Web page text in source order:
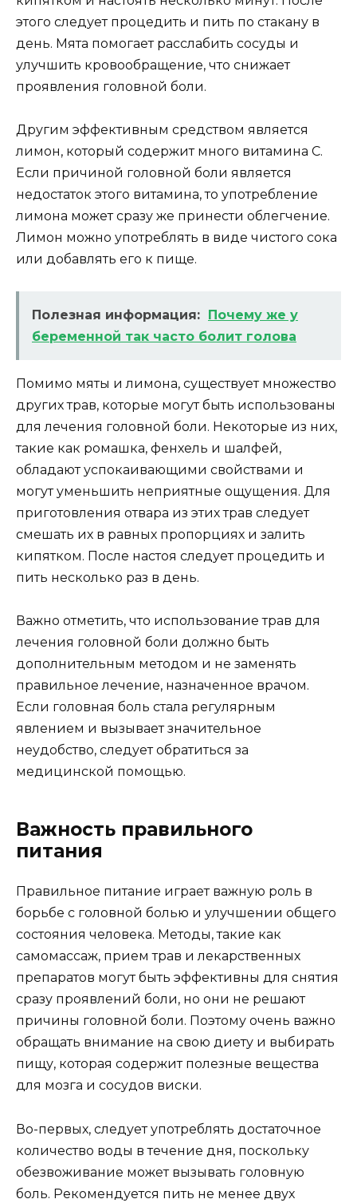
этого следует процедить и пить по стакану в
день. Мята помогает расслабить сосуды и
улучшить кровообращение, что снижает
проявления головной боли.
Другим эффективным средством является
лимон, который содержит много витамина C.
Если причиной головной боли является
недостаток этого витамина, то употребление
лимона может сразу же принести облегчение.
Лимон можно употреблять в виде чистого сока
или добавлять его к пище.
Полезная информация:
Почему же у
беременной так часто болит голова
Помимо мяты и лимона, существует множество
других трав, которые могут быть использованы
для лечения головной боли. Некоторые из них,
такие как ромашка, фенхель и шалфей,
обладают успокаивающими свойствами и
могут уменьшить неприятные ощущения. Для
приготовления отвара из этих трав следует
смешать их в равных пропорциях и залить
кипятком. После настоя следует процедить и
пить несколько раз в день.
Важно отметить, что использование трав для
лечения головной боли должно быть
дополнительным методом и не заменять
правильное лечение, назначенное врачом.
Если головная боль стала регулярным
явлением и вызывает значительное
неудобство, следует обратиться за
медицинской помощью.
Важность правильного
питания
Правильное питание играет важную роль в
борьбе с головной болью и улучшении общего
состояния человека. Методы, такие как
самомассаж, прием трав и лекарственных
препаратов могут быть эффективны для снятия
сразу проявлений боли, но они не решают
причины головной боли. Поэтому очень важно
обращать внимание на свою диету и выбирать
пищу, которая содержит полезные вещества
для мозга и сосудов виски.
Во-первых, следует употреблять достаточное
количество воды в течение дня, поскольку
обезвоживание может вызывать головную
боль. Рекомендуется пить не менее двух